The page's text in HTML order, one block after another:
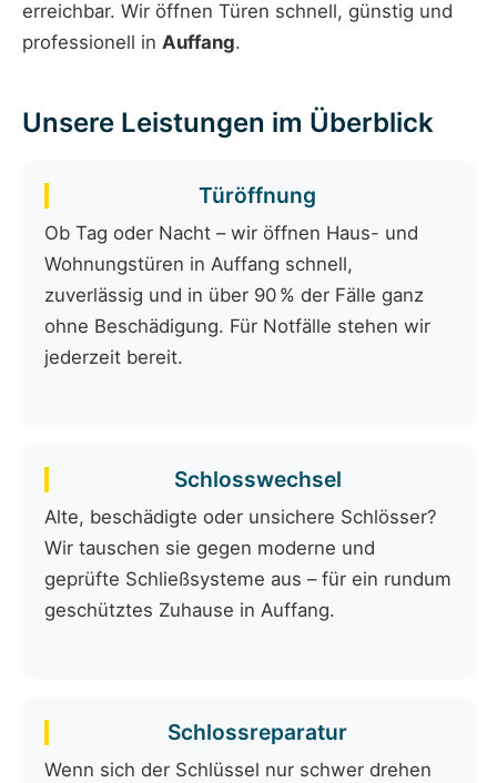
erreichbar. Wir öffnen Türen schnell, günstig und
professionell in Auffang.
Unsere Leistungen im Überblick
Türöffnung
Ob Tag oder Nacht – wir öffnen Haus- und
Wohnungstüren in Auffang schnell,
zuverlässig und in über 90 % der Fälle ganz
ohne Beschädigung. Für Notfälle stehen wir
jederzeit bereit.
Schlosswechsel
Alte, beschädigte oder unsichere Schlösser?
Wir tauschen sie gegen moderne und
geprüfte Schließsysteme aus – für ein rundum
geschütztes Zuhause in Auffang.
Schlossreparatur
Wenn sich der Schlüssel nur schwer drehen